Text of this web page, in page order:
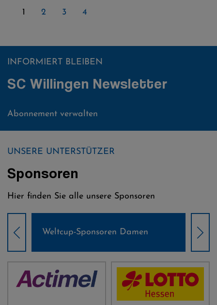
1 2 3 4
INFORMIERT BLEIBEN
SC Willingen Newsletter
Abonnement verwalten
UNSERE UNTERSTÜTZER
Sponsoren
Hier finden Sie alle unsere Sponsoren
Weltcup-Sponsoren Damen